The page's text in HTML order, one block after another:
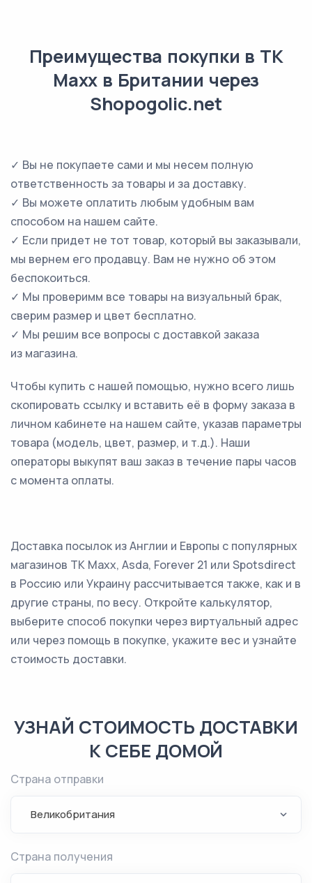
Преимущества покупки в TK
Maxx в Британии через
Shopogolic.net
✓ Вы не покупаете сами и мы несем полную
ответственность за товары и за доставку.
✓ Вы можете оплатить любым удобным вам
способом на нашем сайте.
✓ Если придет не тот товар, который вы заказывали,
мы вернем его продавцу. Вам не нужно об этом
беспокоиться.
✓ Мы проверимм все товары на визуальный брак,
сверим размер и цвет бесплатно.
✓ Мы решим все вопросы с доставкой заказа
из магазина.
Чтобы купить с нашей помощью, нужно всего лишь
скопировать ссылку и вставить её в форму заказа в
личном кабинете на нашем сайте, указав параметры
товара (модель, цвет, размер, и т.д.). Наши
операторы выкупят ваш заказ в течение пары часов
с момента оплаты.
Доставка посылок из Англии и Европы с популярных
магазинов TK Maxx, Asda, Forever 21 или Spotsdirect
в Россию или Украину рассчитывается также, как и в
другие страны, по весу. Откройте калькулятор,
выберите способ покупки через виртуальный адрес
или через помощь в покупке, укажите вес и узнайте
стоимость доставки.
УЗНАЙ СТОИМОСТЬ ДОСТАВКИ
К СЕБЕ ДОМОЙ
Страна отправки
Великобритания
Страна получения